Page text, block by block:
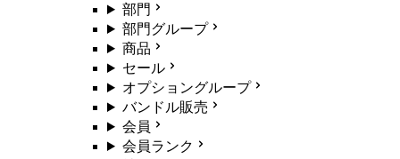
部門
部門グループ
商品
セール
オプショングループ
バンドル販売
会員
会員ランク